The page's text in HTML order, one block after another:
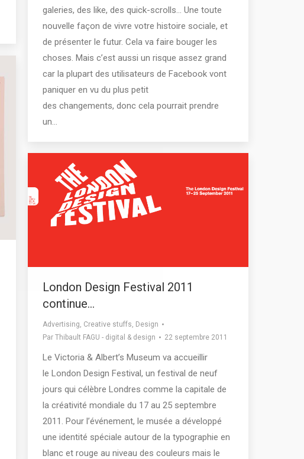
galeries, des like, des quick-scrolls… Une toute
nouvelle façon de vivre votre histoire sociale, et
de présenter le futur. Cela va faire bouger les
choses. Mais c’est aussi un risque assez grand
car la plupart des utilisateurs de Facebook vont
paniquer en vu du plus petit
des changements, donc cela pourrait prendre
un…
London Design Festival 2011
continue…
Advertising Creative stuffs Design
Par Thibault FAGU - digital & design 22 septembre 2011
Le Victoria & Albert’s Museum va accueillir
le London Design Festival, un festival de neuf
jours qui célèbre Londres comme la capitale de
la créativité mondiale du 17 au 25 septembre
2011. Pour l’événement, le musée a développé
une identité spéciale autour de la typographie en
blanc et rouge au niveau des couleurs mais le